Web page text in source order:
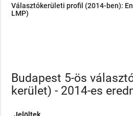
Választókerületi profil (2014-ben):
LMP)
Budapest 5-ös
kerület) - 2014-es